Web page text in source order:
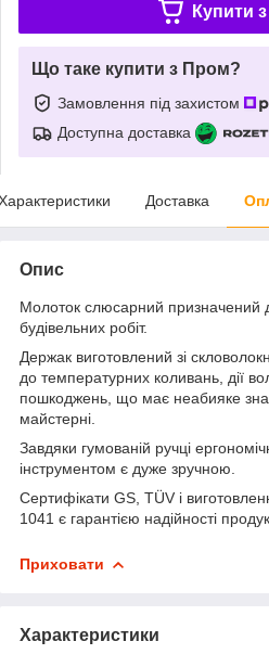
Купити з
Що таке купити з Пром?
Замовлення під захистом
Доступна доставка
Доставка
Опис
Молоток слюсарний призначений
будівельних робіт.
Держак виготовлений зі
до температурних коливань, дії
пошкоджень, що має неабияке
майстерні.
Завдяки гумованій ручці
інструментом є дуже зручною.
Сертифікати GS, TÜV і
1041 є гарантією надійності
Приховати
Характеристики